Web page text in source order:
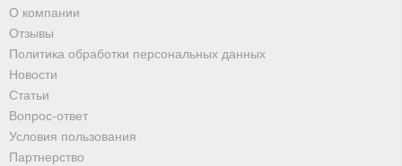
О компании
Отзывы
Политика обработки персональных данных
Новости
Статьи
Вопрос-ответ
Условия пользования
Партнерство